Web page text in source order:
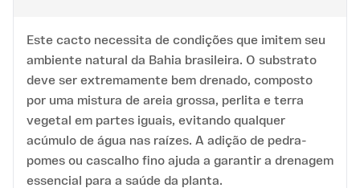
Este cacto necessita de condições que imitem seu
ambiente natural da Bahia brasileira. O substrato
deve ser extremamente bem drenado, composto
por uma mistura de areia grossa, perlita e terra
vegetal em partes iguais, evitando qualquer
acúmulo de água nas raízes. A adição de pedra-
pomes ou cascalho fino ajuda a garantir a drenagem
essencial para a saúde da planta.